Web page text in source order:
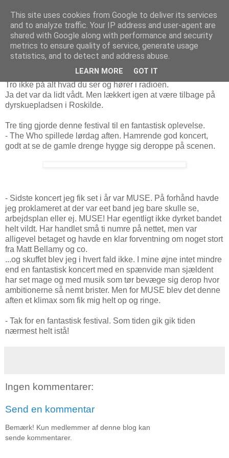
torsdag den 12. juli 2007
Roskilde Rockede
Tro ikke på alt hvad du ser og hører i radioen.
Ja det var da lidt vådt. Men lækkert igen at være tilbage på
dyrskuepladsen i Roskilde.
Tre ting gjorde denne festival til en fantastisk oplevelse.
- The Who spillede lørdag aften. Hamrende god koncert,
godt at se de gamle drenge hygge sig deroppe på scenen.
- Sidste koncert jeg fik set i år var MUSE. På forhånd havde
jeg proklameret at der var eet band jeg bare skulle se,
arbejdsplan eller ej. MUSE! Har egentligt ikke dyrket bandet
helt vildt. Har handlet små ti numre på nettet, men var
alligevel betaget og havde en klar forventning om noget stort
fra Matt Bellamy og co.
...og skuffet blev jeg i hvert fald ikke. I mine øjne intet mindre
end en fantastisk koncert med en spænvide man sjældent
har set mage og med musik som tør bevæge sig derop hvor
ambitionerne så nemt brister. Men for MUSE blev det denne
aften et klimax som fik mig helt op og ringe.
- Tak for en fantastisk festival. Som tiden gik gik tiden
nærmest helt istå!
Ingen kommentarer:
Send en kommentar
Bemærk! Kun medlemmer af denne blog kan
sende kommentarer.
This site uses cookies from Google to deliver its services
and to analyze traffic. Your IP address and user-agent are
shared with Google along with performance and security
metrics to ensure quality of service, generate usage
statistics, and to detect and address abuse.
LEARN MORE GOT IT